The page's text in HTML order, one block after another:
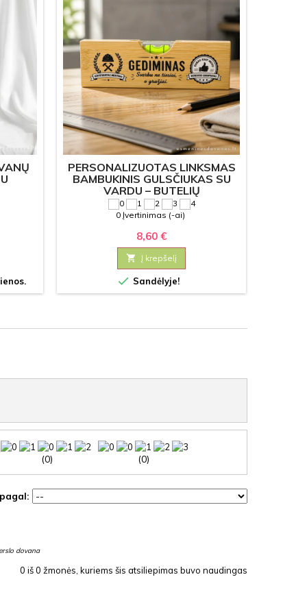
PERSONALIZUOTAS LINKSMAS
BAMBUKINIS GULSČIUKAS SU
VARDU – BUTELIŲ
ATIDARYTUVAS 2IN1
0 Įvertinimas (-ai)
8,60 €
 Į krepšelį
 Sandėlyje!
(0) (0)
dovana
0 iš0 žmonės, kuriems šis atsiliepimas buvo naudingas